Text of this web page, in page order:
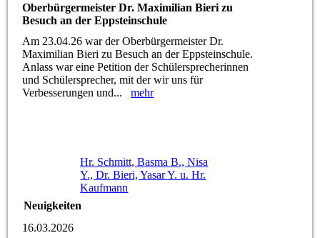
Oberbürgermeister Dr. Maximilian Bieri zu
Besuch an der Eppsteinschule
Am 23.04.26 war der Oberbürgermeister Dr.
Maximilian Bieri zu Besuch an der Eppsteinschule.
Anlass war eine Petition der Schülersprecherinnen
und Schülersprecher, mit der wir uns für
Verbesserungen und...mehr
Hr. Schmitt, Basma B., Nisa
Y., Dr. Bieri, Yasar Y. u. Hr.
Kaufmann
Neuigkeiten
16.03.2026